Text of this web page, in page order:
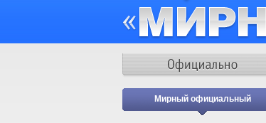
Мирный официальный